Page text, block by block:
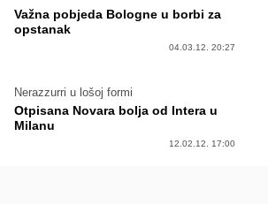
Važna pobjeda Bologne u borbi za
opstanak
04.03.12. 20:27
Nerazzurri u lošoj formi
Otpisana Novara bolja od Intera u
Milanu
12.02.12. 17:00